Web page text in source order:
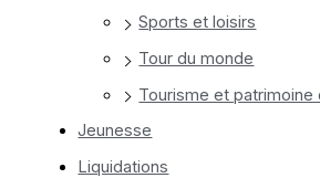
Sports et loisirs
Tour du monde
Tourisme et patrimoine
Jeunesse
Liquidations